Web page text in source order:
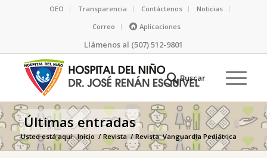
OEO Transparencia Contáctenos
Noticias
Correo
Aplicaciones
Llámenos al (507) 512-9801
Últimas entradas
Usted está aquí: Inicio / Revista / Revista: Vanguardia Pediátrica